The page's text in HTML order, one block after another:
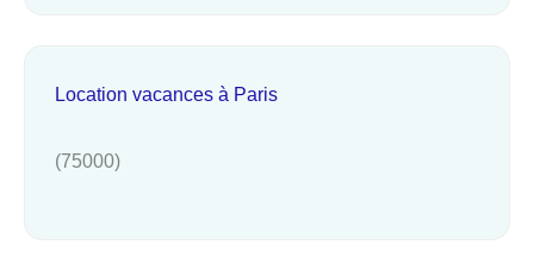
Location vacances à Paris
(75000)